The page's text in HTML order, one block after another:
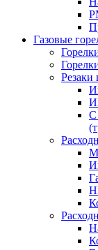
Газовые
Резаки
С